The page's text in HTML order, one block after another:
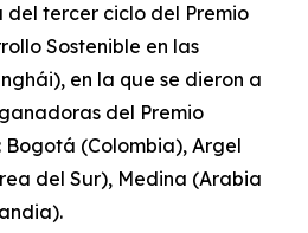
tercer ciclo del Premio
Sostenible en las
en la que se dieron a
del Premio
(Colombia), Argel
del Sur), Medina (Arabia